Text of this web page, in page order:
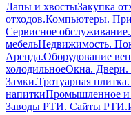
Лапы и хвостыЗакупка
отходов.Компьютеры.
Сервисное обслуживание.
мебельНедвижимость.
Аренда.Оборудование
холодильноеОкна.
Замки.Тротуарная
напиткиПромышленное и
Заводы РТИ. Сайты РТИ.